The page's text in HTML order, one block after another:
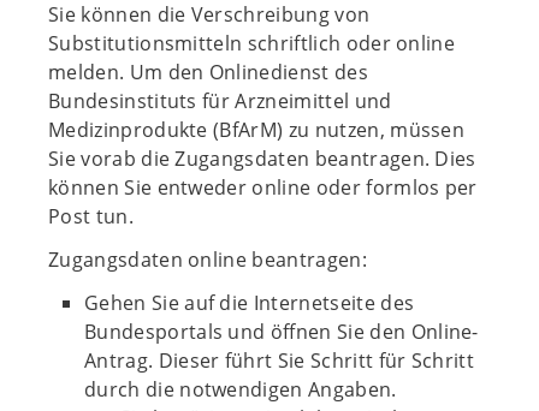
Sie können die Verschreibung von
Substitutionsmitteln schriftlich oder online
melden. Um den Onlinedienst des
Bundesinstituts für Arzneimittel und
Medizinprodukte (BfArM) zu nutzen, müssen
Sie vorab die Zugangsdaten beantragen. Dies
können Sie entweder online oder formlos per
Post tun.
Zugangsdaten online beantragen:
Gehen Sie auf die Internetseite des
Bundesportals und öffnen Sie den Online-
Antrag. Dieser führt Sie Schritt für Schritt
durch die notwendigen Angaben.